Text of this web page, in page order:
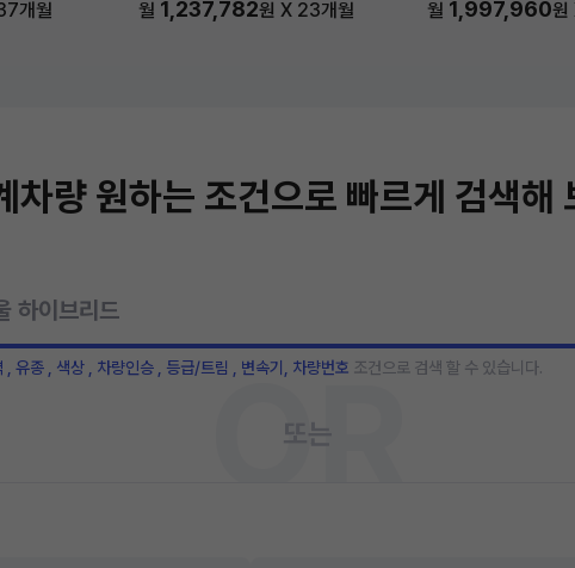
개월 월 1,237,782원 X 23개월 월 1,997,960
차량 원하는 조건으로 빠르게 검색해
, 유종 , 색상 , 차량인승 , 등급/트림 , 변속기, 차량번호 조건으로 검색 할 수 있습니다.
OR
또는